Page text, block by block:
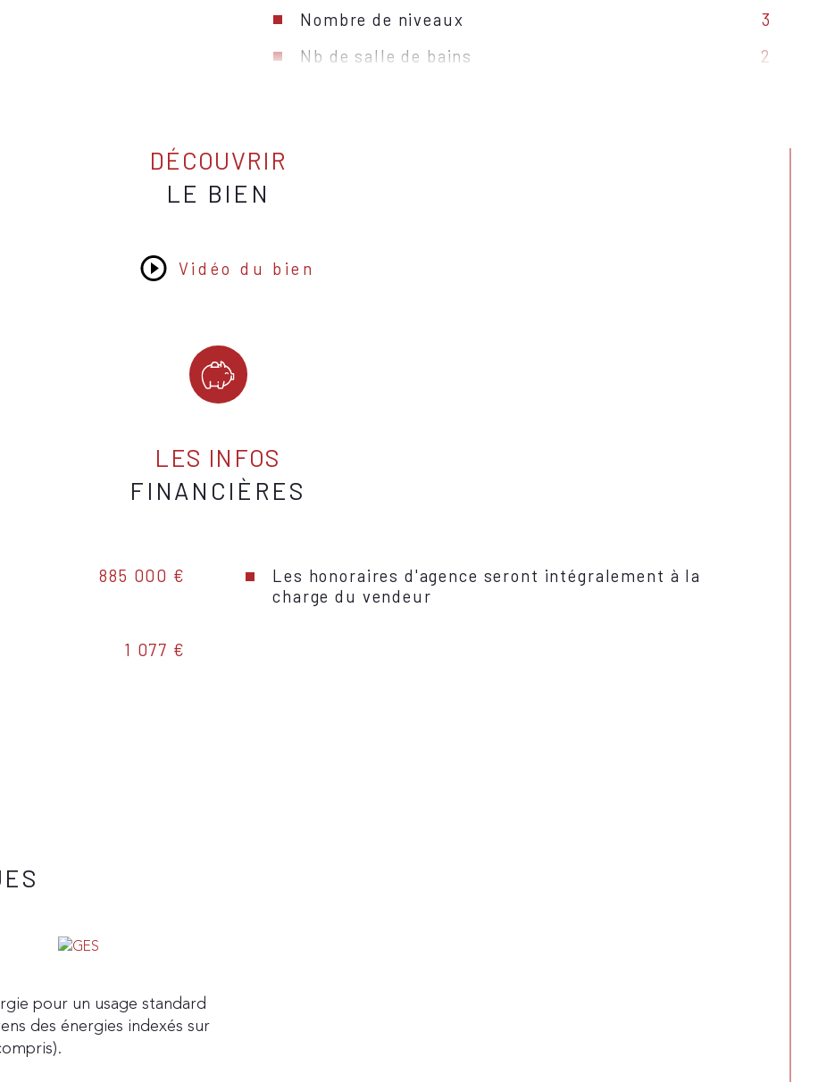
Nombre de niveaux
3
Nb de salle de bains
2
DÉCOUVRIR
LE BIEN
Vidéo du bien
LES INFOS
FINANCIÈRES
885 000 €
Les honoraires d'agence seront intégralement à la
charge du vendeur
1 077 €
pour un usage standard
des énergies indexés sur